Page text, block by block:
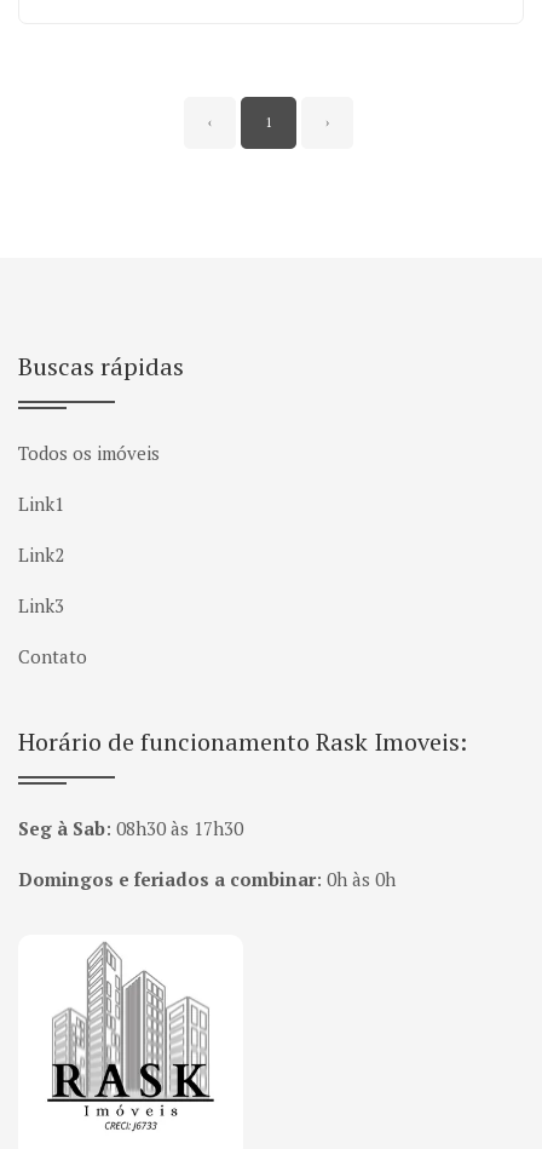
‹ 1 ›
Buscas rápidas
Todos os imóveis
Link1
Link2
Link3
Contato
Horário de funcionamento Rask Imoveis:
Seg à Sab: 08h30 às 17h30
Domingos e feriados a combinar: 0h às 0h
Página inicial